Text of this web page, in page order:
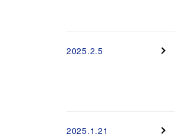
2025.2.5
2025.1.21